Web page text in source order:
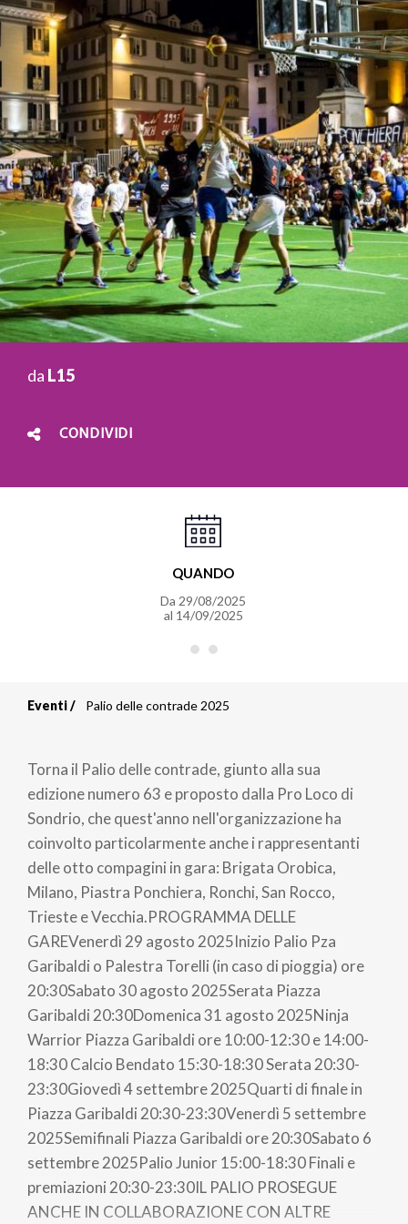
da L15
CONDIVIDI
QUANDO
Da 29/08/2025
al 14/09/2025
di
pane
Eventi Palio delle contrade 2025
Torna il Palio delle contrade, giunto alla sua
edizione numero 63 e proposto dalla Pro Loco di
Sondrio, che quest'anno nell'organizzazione ha
coinvolto particolarmente anche i rappresentanti
delle otto compagini in gara: Brigata Orobica,
Milano, Piastra Ponchiera, Ronchi, San Rocco,
Trieste e Vecchia.PROGRAMMA DELLE
GAREVenerdì 29 agosto 2025Inizio Palio Pza
Garibaldi o Palestra Torelli (in caso di pioggia) ore
20:30Sabato 30 agosto 2025Serata Piazza
Garibaldi 20:30Domenica 31 agosto 2025Ninja
Warrior Piazza Garibaldi ore 10:00-12:30 e 14:00-
18:30 Calcio Bendato 15:30-18:30 Serata 20:30-
23:30Giovedì 4 settembre 2025Quarti di finale in
Piazza Garibaldi 20:30-23:30Venerdì 5 settembre
2025Semifinali Piazza Garibaldi ore 20:30Sabato 6
settembre 2025Palio Junior 15:00-18:30 Finali e
premiazioni 20:30-23:30IL PALIO PROSEGUE
ANCHE IN COLLABORAZIONE CON ALTRE